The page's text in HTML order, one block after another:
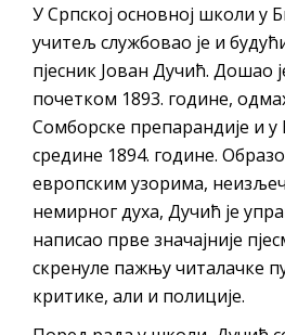
У Српској основној школи у
учитељ службовао је и
пјесник Јован Дучић. Дошао
почетком 1893. године,
Сомборске препарандије и
средине 1894. године.
европским узорима,
немирног духа, Дучић је
написао прве значајније
скренуле пажњу читалачке
критике, али и полиције.